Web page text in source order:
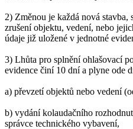
2) Změnou je každá nová
zrušení objektu, vedení, nebo
údaje již uložené v jednotné
3) Lhůta pro splnění ohlašovací
evidence činí 10 dní a plyne ode
a) převzetí objektů nebo vedení
b) vydání kolaudačního
správce technického vybavení,